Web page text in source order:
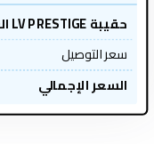
حقيبة LV PRESTIGE العصرية للرجال
سعر التوصيل
السعر الإجمالي